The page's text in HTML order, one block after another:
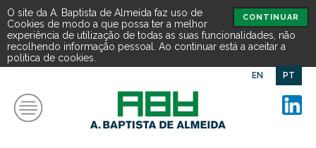
CONTINUAR
O site da A. Baptista de Almeida faz uso de
Cookies de modo a que possa ter a melhor
experiência de utilização de todas as suas funcionalidades, não
recolhendo informação pessoal. Ao continuar está a aceitar a
política de cookies.
EN PT
> Anúncio